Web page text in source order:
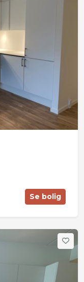
Se bolig